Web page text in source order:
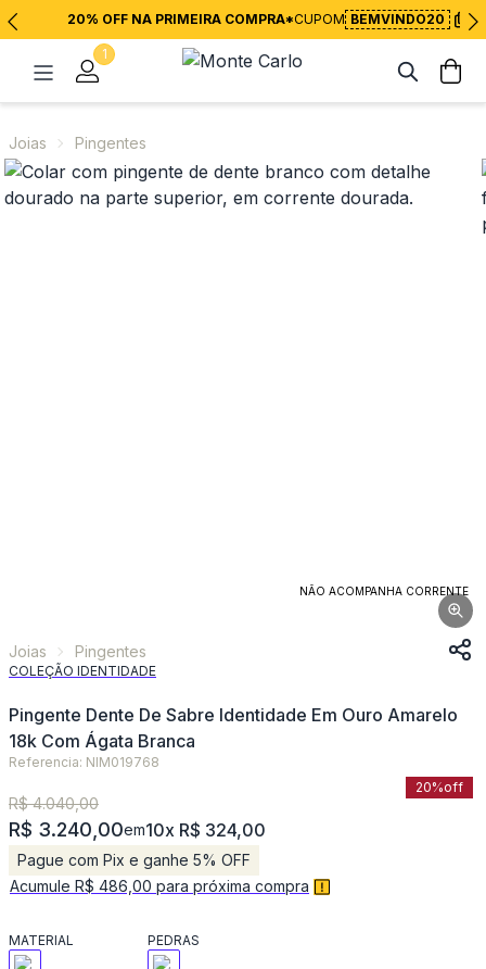
20% OFF NA PRIMEIRA COMPRA*CUPOM BEMVINDO20
1
Joias Pingentes
NÃO ACOMPANHA CORRENTE
Joias Pingentes
COLEÇÃO IDENTIDADE
Pingente Dente De Sabre Identidade Em Ouro Amarelo
18k Com Ágata Branca
Referencia: NIM019768
20%off
R$ 4.040,00
R$ 3.240,00em10x R$ 324,00
Pague com Pix e ganhe 5% OFF
Acumule R$ 486,00 para próxima compra
MATERIAL PEDRAS